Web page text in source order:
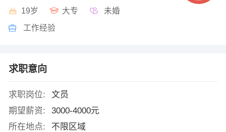
19岁 大专 未婚
工作经验
求职意向
求职岗位:
文员
期望薪资:
3000-4000元
所在地点:
不限区域